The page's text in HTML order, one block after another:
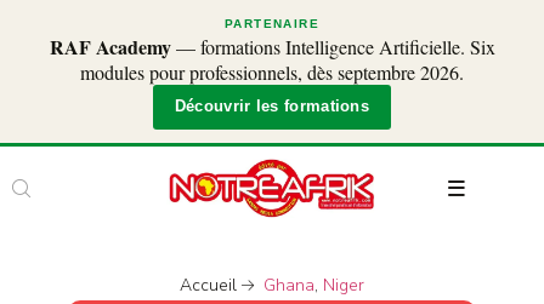
PARTENAIRE
RAF Academy— formations Intelligence Artificielle. Six
modules pour professionnels, dès septembre 2026.
Découvrir les formations
Accueil Ghana, Niger